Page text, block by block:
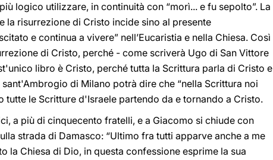
logico utilizzare, in continuità con “morì... e fu sepolto”. La
la risurrezione di Cristo incide sino al presente
e continua a vivere” nell’Eucaristia e nella Chiesa. Così
di Cristo, perché - come scriverà Ugo di San Vittore
libro è Cristo, perché tutta la Scrittura parla di Cristo e
sant'Ambrogio di Milano potrà dire che “nella Scrittura noi
tutte le Scritture d'Israele partendo da e tornando a Cristo.
a più di cinquecento fratelli, e a Giacomo si chiude con
strada di Damasco: “Ultimo fra tutti apparve anche a me
la Chiesa di Dio, in questa confessione esprime la sua